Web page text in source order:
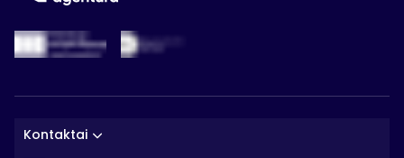
Kontaktai